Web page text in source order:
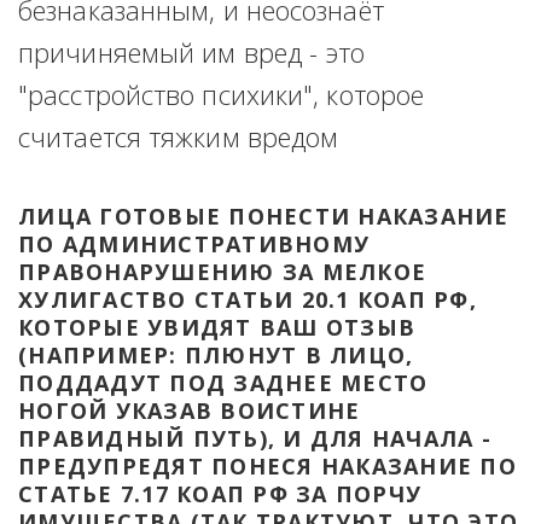
безнаказанным, и неосознаёт
причиняемый им вред - это
"расстройство психики", которое
считается тяжким вредом
ЛИЦА ГОТОВЫЕ ПОНЕСТИ НАКАЗАНИЕ
ПО АДМИНИСТРАТИВНОМУ
ПРАВОНАРУШЕНИЮ ЗА МЕЛКОЕ
ХУЛИГАСТВО СТАТЬИ 20.1 КОАП РФ,
КОТОРЫЕ УВИДЯТ ВАШ ОТЗЫВ
(НАПРИМЕР: ПЛЮНУТ В ЛИЦО,
ПОДДАДУТ ПОД ЗАДНЕЕ МЕСТО
НОГОЙ УКАЗАВ ВОИСТИНЕ
ПРАВИДНЫЙ ПУТЬ), И ДЛЯ НАЧАЛА -
ПРЕДУПРЕДЯТ ПОНЕСЯ НАКАЗАНИЕ ПО
СТАТЬЕ 7.17 КОАП РФ ЗА ПОРЧУ